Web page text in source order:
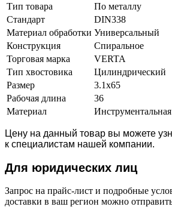
Тип товара
По металлу
Стандарт
DIN338
Материал обработки Универсальный
Конструкция
Спиральное
Торговая марка
VERTA
Тип хвостовика
Цилиндрический
Размер
3.1х65
Рабочая длина
36
Материал
Инструментальная
Цену на данный товар вы можете
к специалистам нашей компании.
Для юридических лиц
Запрос на прайс-лист и подробные
доставки в ваш регион можно